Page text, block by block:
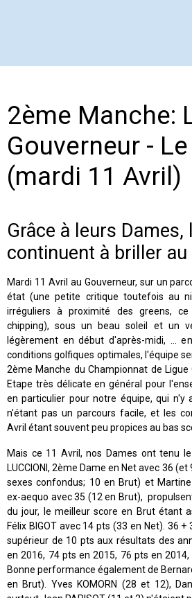
2ème Manche:
Gouverneur - Le
(mardi 11 Avril)
Grâce à leurs Dames,
continuent à briller au
Mardi 11 Avril au Gouverneur, sur un
état (une petite critique toutefois au
irréguliers à proximité des greens,
chipping), sous un beau soleil et un
légèrement en début d'après-midi, ...
conditions golfiques optimales, l'équipe
2ème Manche du Championnat de Ligue
Etape très délicate en général pour
en particulier pour notre équipe, qui n'y
n'étant pas un parcours facile, et les
Avril étant souvent peu propices au bas
Mais ce 11 Avril, nos Dames ont tenu
LUCCIONI, 2ème Dame en Net avec 36
sexes confondus; 10 en Brut) et Martine
ex-aequo avec 35 (12 en Brut),
du jour, le meilleur score en Brut étant
Félix BIGOT avec 14 pts (33 en Net). 36
supérieur de 10 pts aux résultats des
en 2016, 74 pts en 2015, 76 pts en 2014,
Bonne performance également de
en Brut). Yves KOMORN (28 et 12),